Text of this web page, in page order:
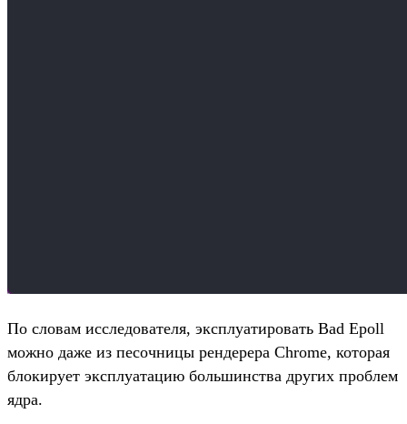
По словам исследователя, эксплуатировать Bad Epoll
можно даже из песочницы рендерера Chrome, которая
блокирует эксплуатацию большинства других проблем
ядра.